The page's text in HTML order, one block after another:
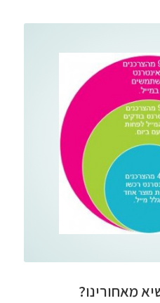
מאחורינו?